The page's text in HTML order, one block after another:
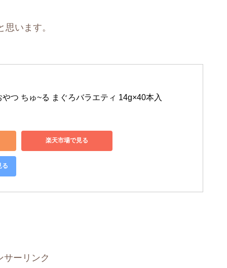
います。
つ ちゅ~る まぐろバラエティ 14g×40本入
楽天市場で見る
る
サーリンク